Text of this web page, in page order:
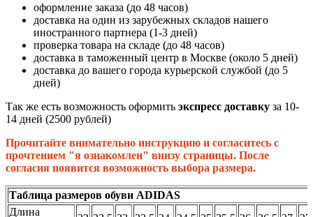
оформление заказа (до 48 часов)
доставка на один из зарубежных складов нашего
иностранного партнера (1-3 дней)
проверка товара на складе (до 48 часов)
доставка в таможенный центр в Москве (около 5 дней)
доставка до вашего города курьерской службой (до 5
дней)
Так же есть возможность оформить экспресс доставку за 10-
14 дней (2500 рублей)
Прочитайте внимательно инструкцию и согласитесь с
прочтением "я ознакомлен" внизу страницы. После
согласия появится возможность выбора размера.
Таблица размеров обуви ADIDAS
Длина